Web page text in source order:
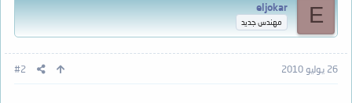
E
eljokar
مهندس جديد
26 يوليو 2010 #2